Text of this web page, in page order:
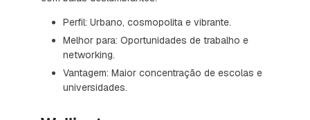
Perfil: Urbano, cosmopolita e vibrante.
Melhor para: Oportunidades de trabalho e
networking.
Vantagem: Maior concentração de escolas e
universidades.